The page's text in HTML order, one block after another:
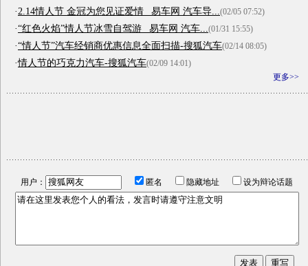
·2.14情人节 金冠为您见证爱情 _易车网 汽车导... (02/05 07:52)
·“红色火焰”情人节冰雪自驾游 _易车网 汽车... (01/31 15:55)
·“情人节”汽车经销商优惠信息全面扫描-搜狐汽车(02/14 08:05)
·情人节的巧克力汽车-搜狐汽车(02/09 14:01)
更多>>
用户： 匿名 隐藏地址 设为辩论话题